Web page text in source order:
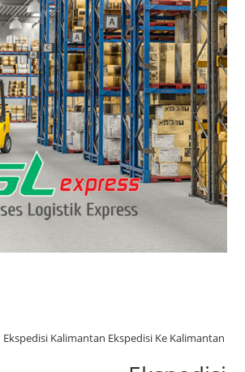
Ekspedisi Kalimantan Ekspedisi Ke Kalimantan